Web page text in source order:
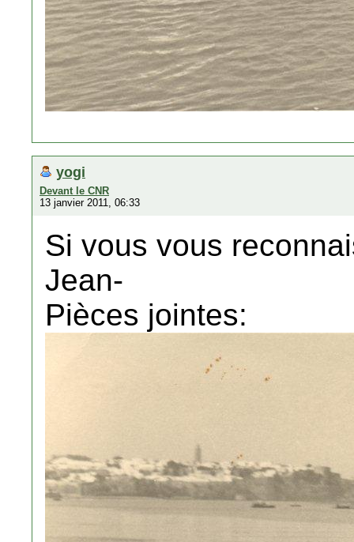
yogi
Devant le CNR
13 janvier 2011, 06:33
Si vous vous
Jean-
Pièces jointes: